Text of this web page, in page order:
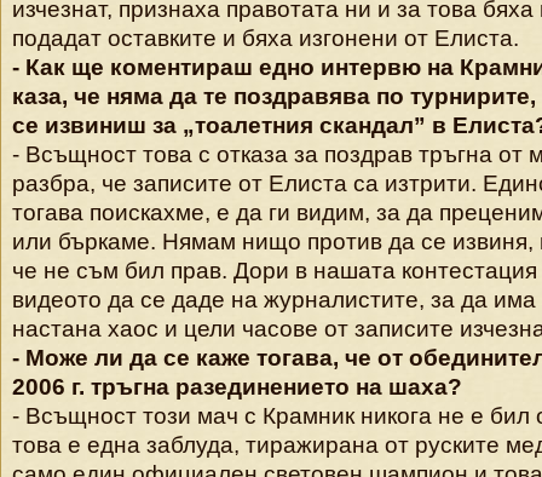
изчезнат, признаха правотата ни и за това
подадат оставките и бяха изгонени от Елиста.
- Как ще коментираш едно интервю на
каза, че няма да те поздравява по
се извиниш за „тоалетния скандал” в
- Всъщност това с отказа за поздрав тръгна от
разбра, че записите от Елиста са изтрити.
тогава поискахме, е да ги видим, за да
или бъркаме. Нямам нищо против да се извиня,
че не съм бил прав. Дори в нашата
видеото да се даде на журналистите, за да има
настана хаос и цели часове от записите
- Може ли да се каже тогава, че от
2006 г. тръгна разединението на шаха?
- Всъщност този мач с Крамник никога не е бил
това е една заблуда, тиражирана от руските